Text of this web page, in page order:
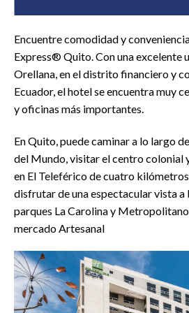
Encuentre comodidad y
Express® Quito. Con una excelente
Orellana, en el distrito financiero y
Ecuador, el hotel se encuentra muy
y oficinas más importantes.
En Quito, puede caminar a lo largo
del Mundo, visitar el centro colonial
en El Teleférico de cuatro
disfrutar de una espectacular vista a
parques La Carolina y
mercado Artesanal
" data-lazyload="https://
content/plugins/revslider/admin/
data-bgposition="center center"